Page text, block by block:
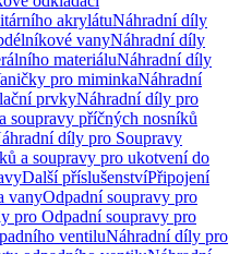
akrylátuNáhradní díly
vanyNáhradní díly
materiáluNáhradní díly
pro miminkaNáhradní
prvkyNáhradní díly pro
soupravy příčných nosníků
díly pro Soupravy
a soupravy pro ukotvení do
Další příslušenstvíPřipojení
vanyOdpadní soupravy pro
pro Odpadní soupravy pro
ventiluNáhradní díly pro